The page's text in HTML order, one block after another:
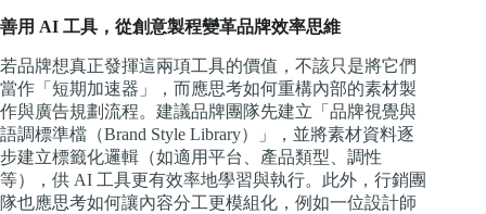
善用 AI 工具，從創意製程變革品牌效率思維
若品牌想真正發揮這兩項工具的價值，不該只是將它們
當作「短期加速器」，而應思考如何重構內部的素材製
作與廣告規劃流程。建議品牌團隊先建立「品牌視覺與
語調標準檔（Brand Style Library）」，並將素材資料逐
步建立標籤化邏輯（如適用平台、產品類型、調性
等），供 AI 工具更有效率地學習與執行。此外，行銷團
隊也應思考如何讓內容分工更模組化，例如一位設計師